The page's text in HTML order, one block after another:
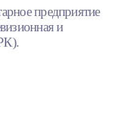
предприятие
и